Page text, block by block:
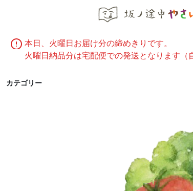
本日、火曜日お届け分の締めきりです。
火曜日納品分は宅配便での発送となります（
カテゴリー